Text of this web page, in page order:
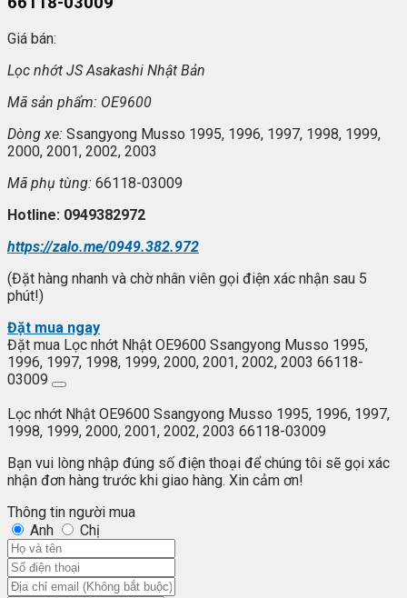
Giá bán:
Lọc nhớt JS Asakashi Nhật Bản
Mã sản phẩm: OE9600
Dòng xe: Ssangyong Musso 1995, 1996, 1997, 1998, 1999,
2000, 2001, 2002, 2003
Mã phụ tùng: 66118-03009
Hotline: 0949382972
https://zalo.me/0949.382.972
(Đặt hàng nhanh và chờ nhân viên gọi điện xác nhận sau 5
phút!)
Đặt mua ngay
Đặt mua Lọc nhớt Nhật OE9600 Ssangyong Musso 1995,
1996, 1997, 1998, 1999, 2000, 2001, 2002, 2003 66118-
03009
Lọc nhớt Nhật OE9600 Ssangyong Musso 1995, 1996, 1997,
1998, 1999, 2000, 2001, 2002, 2003 66118-03009
Bạn vui lòng nhập đúng số điện thoại để chúng tôi sẽ gọi xác
nhận đơn hàng trước khi giao hàng. Xin cảm ơn!
Thông tin người mua
Anh
Chị